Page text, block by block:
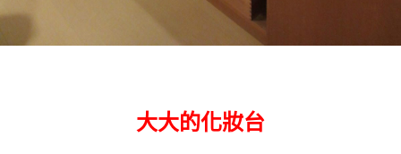
大大的化妝台